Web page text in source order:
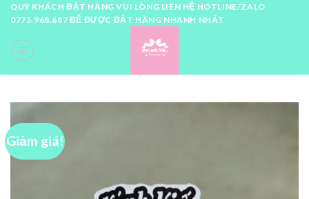
Skip
content
QUÝ KHÁCH ĐẶT HÀNG VUI LÒNG LIÊN HỆ HOTLINE/ZALO
0775.968.687 ĐỂ ĐƯỢC ĐẶT HÀNG NHANH NHẤT
Giảm giá!